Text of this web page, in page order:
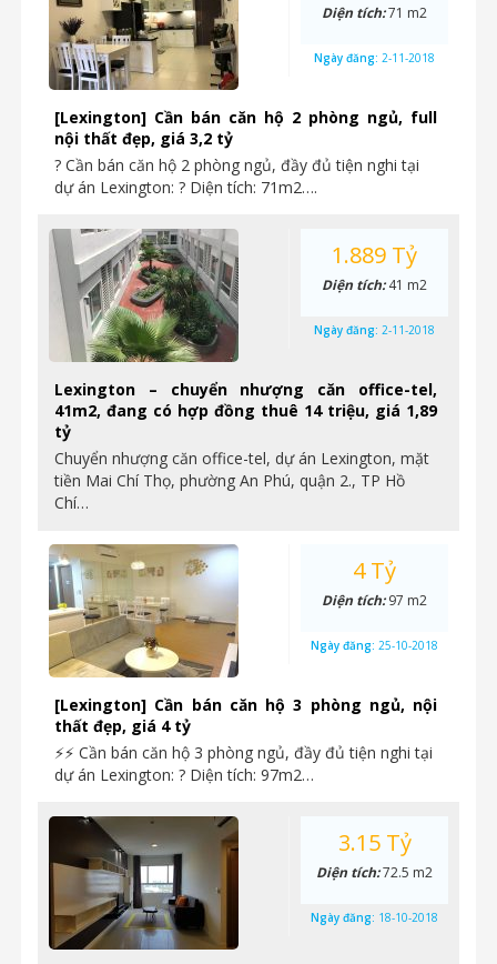
[Lexington] Cần bán căn hộ 2 phòng ngủ, full
nội thất đẹp, giá 3,2 tỷ
? Cần bán căn hộ 2 phòng ngủ, đầy đủ tiện nghi tại
dự án Lexington: ? Diện tích: 71m2….
Diện tích:71 m2
Ngày đăng: 2-11-2018
Lexington – chuyển nhượng căn office-tel,
41m2, đang có hợp đồng thuê 14 triệu, giá 1,89
tỷ
Chuyển nhượng căn office-tel, dự án Lexington, mặt
tiền Mai Chí Thọ, phường An Phú, quận 2., TP Hồ
Chí…
1.889 Tỷ
Diện tích:41 m2
Ngày đăng: 2-11-2018
[Lexington] Cần bán căn hộ 3 phòng ngủ, nội
thất đẹp, giá 4 tỷ
⚡⚡ Cần bán căn hộ 3 phòng ngủ, đầy đủ tiện nghi tại
dự án Lexington: ? Diện tích: 97m2…
4 Tỷ
Diện tích:97 m2
Ngày đăng: 25-10-2018
3.15 Tỷ
Diện tích:72.5 m2
Ngày đăng: 18-10-2018